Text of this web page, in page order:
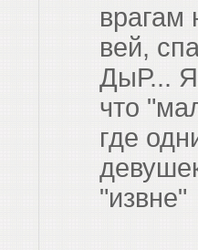
врагам
вей,
ДыР... Я
что
где
"извне"